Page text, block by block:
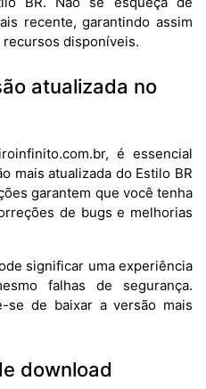
recente, garantindo assim
disponíveis.
atualizada no
é essencial
mais atualizada do Estilo BR
garantem que você tenha
de bugs e melhorias
significar uma experiência
falhas de segurança.
se de baixar a versão mais
download